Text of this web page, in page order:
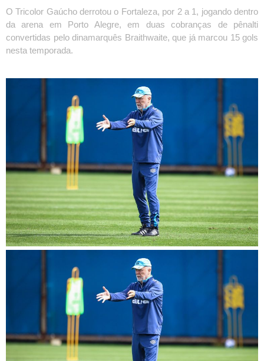
O Tricolor Gaúcho derrotou o Fortaleza, por 2 a 1, jogando dentro
da arena em Porto Alegre, em duas cobranças de pênalti
convertidas pelo dinamarquês Braithwaite, que já marcou 15 gols
nesta temporada.